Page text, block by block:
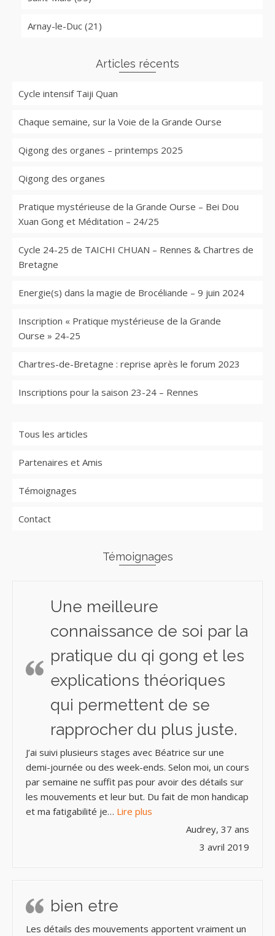
Arnay-le-Duc (21)
Articles récents
Cycle intensif Taiji Quan
Chaque semaine, sur la Voie de la Grande Ourse
Qigong des organes – printemps 2025
Qigong des organes
Pratique mystérieuse de la Grande Ourse – Bei Dou
Xuan Gong et Méditation – 24/25
Cycle 24-25 de TAICHI CHUAN – Rennes & Chartres de
Bretagne
Energie(s) dans la magie de Brocéliande – 9 juin 2024
Inscription « Pratique mystérieuse de la Grande
Ourse » 24-25
Chartres-de-Bretagne : reprise après le forum 2023
Inscriptions pour la saison 23-24 – Rennes
Tous les articles
Partenaires et Amis
Témoignages
Contact
Témoignages
Une meilleure
connaissance de soi par la
pratique du qi gong et les
explications théoriques
qui permettent de se
rapprocher du plus juste.
J’ai suivi plusieurs stages avec Béatrice sur une
demi-journée ou des week-ends. Selon moi, un cours
par semaine ne suffit pas pour avoir des détails sur
les mouvements et leur but. Du fait de mon handicap
et ma fatigabilité je… Lire plus
Audrey, 37 ans
3 avril 2019
bien etre
Les détails des mouvements apportent vraiment un